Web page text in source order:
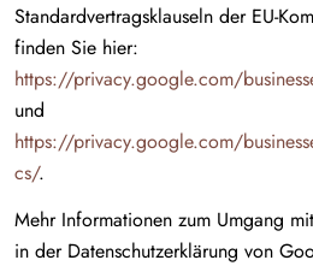
Standardvertragsklauseln der EU-
finden Sie hier:
https://privacy.google.com/
und
https://privacy.google.com/
cs/.
Mehr Informationen zum Umgang
in der Datenschutzerklärung von